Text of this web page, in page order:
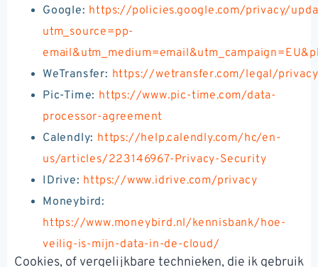
Google: https://policies.google.com/privacy/
utm_source=pp-
WeTransfer: https://wetransfer.com/legal/privacy
Pic-Time: https://www.pic-time.com/data-
processor-agreement
Calendly: https://help.calendly.com/hc/en-
us/articles/223146967-Privacy-Security
IDrive: https://www.idrive.com/privacy
Moneybird:
https://www.moneybird.nl/kennisbank/hoe-
veilig-is-mijn-data-in-de-cloud/
Cookies, of vergelijkbare technieken, die ik gebruik